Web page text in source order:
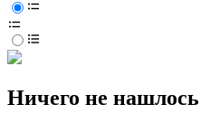
Ничего не нашлось